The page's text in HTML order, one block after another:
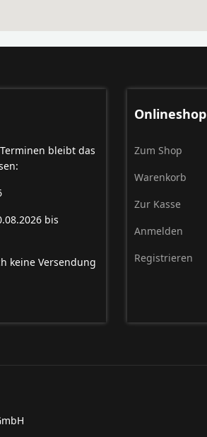
bleibt das
bis
keine Versendung
Onlineshop
Zum Shop
Warenkorb
Zur Kasse
Anmelden
Registrieren